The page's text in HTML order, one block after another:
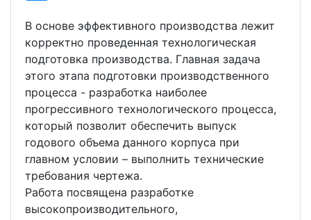
В основе эффективного производства лежит
корректно проведенная технологическая
подготовка производства. Главная задача
этого этапа подготовки производственного
процесса - разработка наиболее
прогрессивного технологического процесса,
который позволит обеспечить выпуск
годового объема данного корпуса при
главном условии – выполнить технические
требования чертежа.
Работа посвящена разработке
высокопроизводительного,